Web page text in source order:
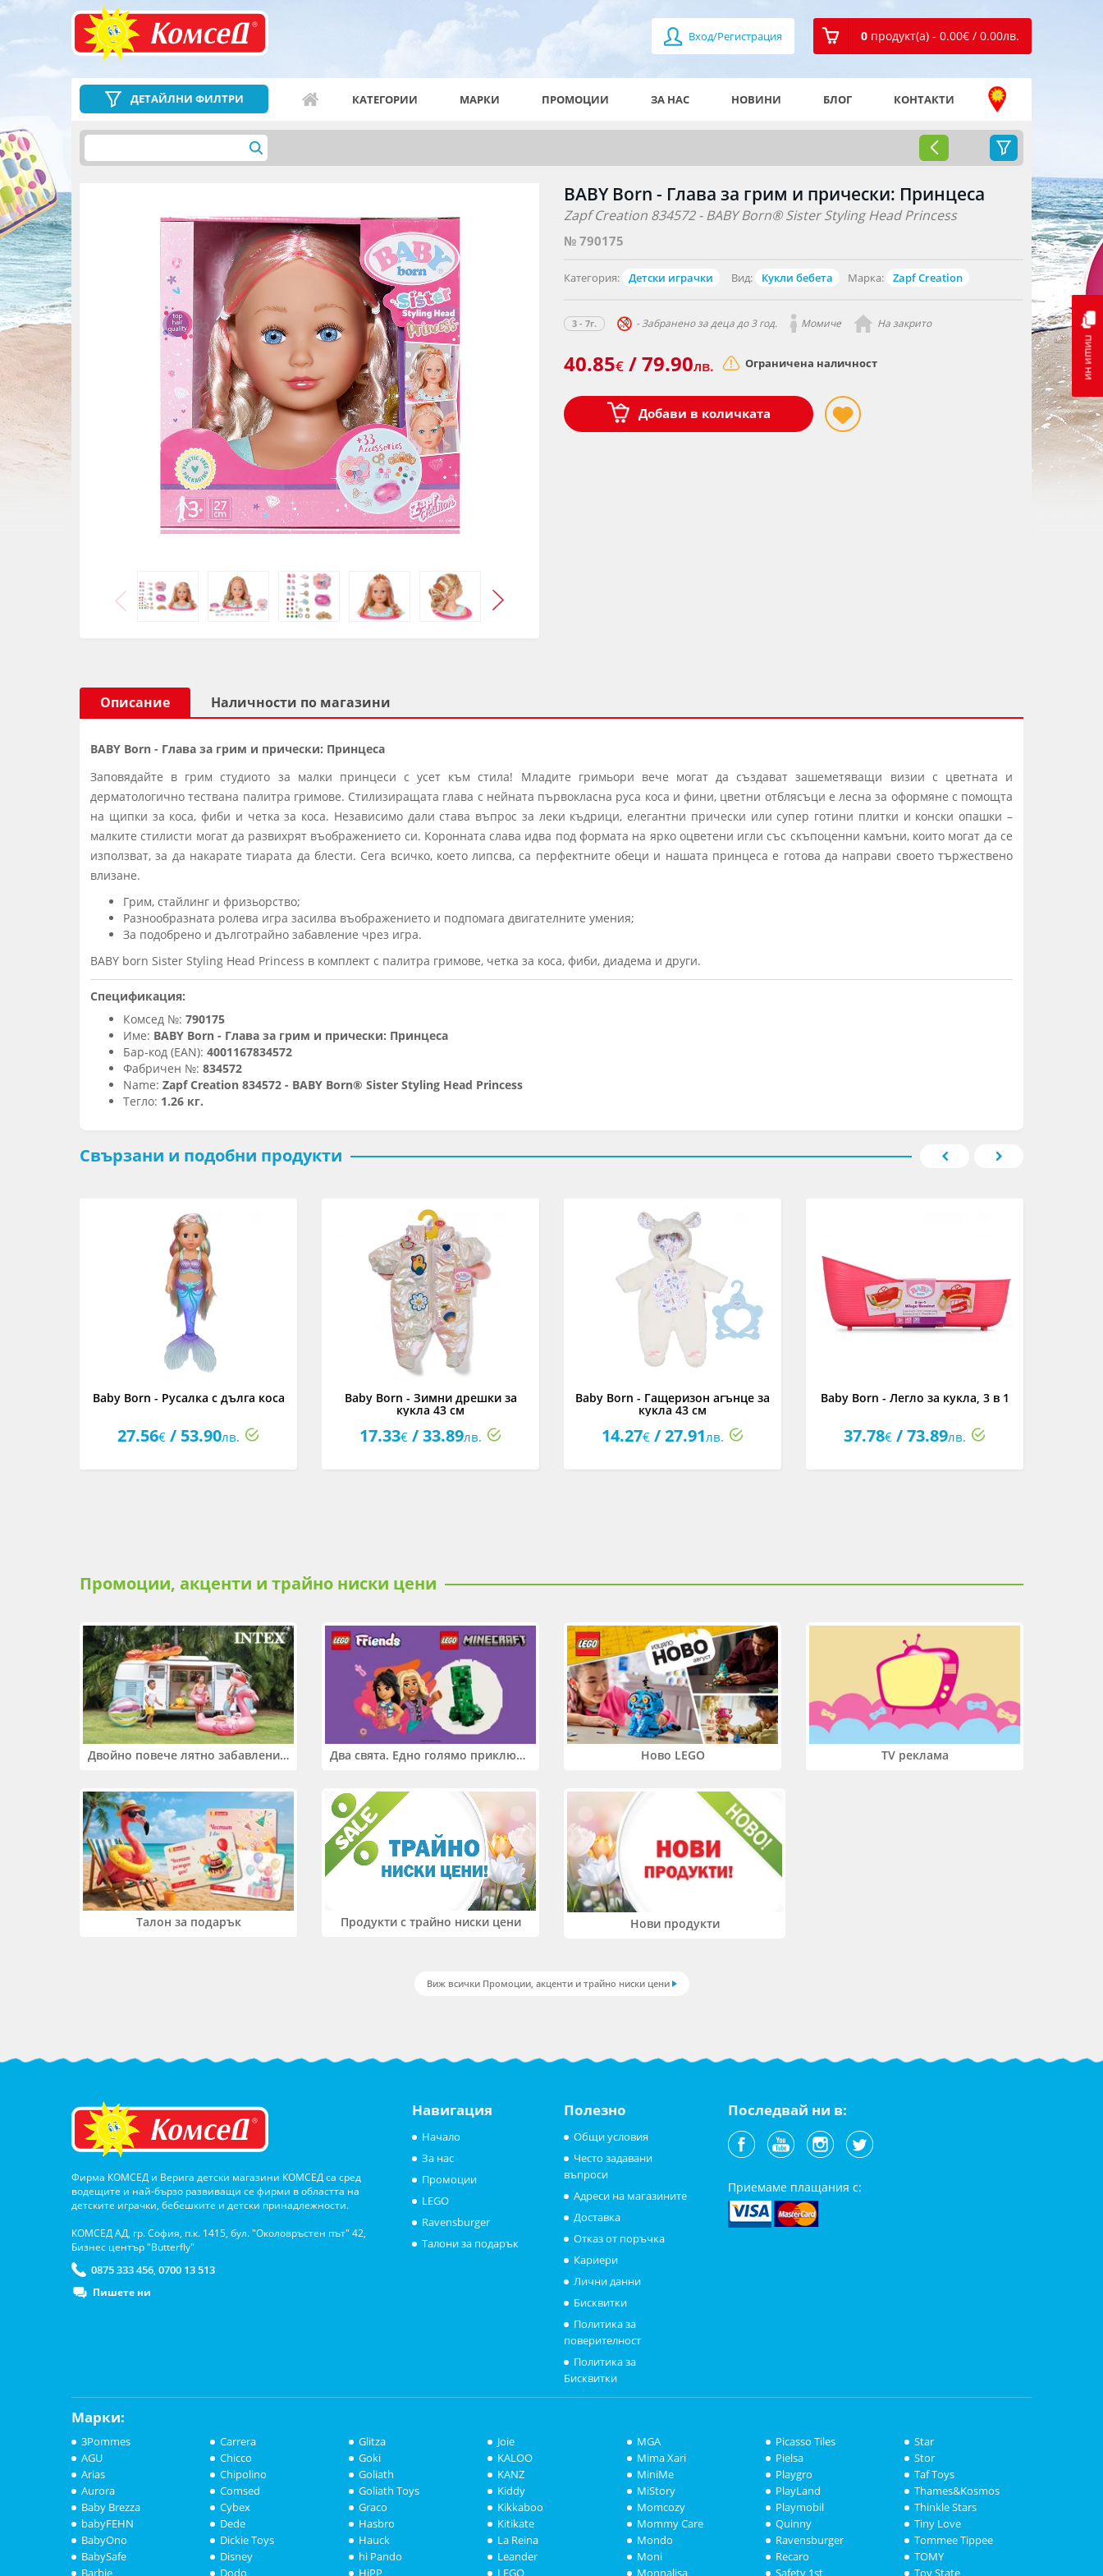
Вход/Регистрация 0 продукт(а) - 0.00€ / 0.00лв.
пиши ни
ДЕТАЙЛНИ ФИЛТРИ КАТЕГОРИИ МАРКИ ПРОМОЦИИ ЗА НАС НОВИНИ БЛОГ КОНТАКТИ
BABY Born - Глава за грим и прически: Принцеса
Zapf Creation 834572 - BABY Born® Sister Styling Head Princess
№ 790175
Категория: Детски играчки Вид: Кукли бебета Марка: Zapf Creation
3 - 7г. - Забранено за деца до 3 год. Момиче На закрито
40.85€ / 79.90лв. Ограничена наличност
Добави в количката
Описание Наличности по магазини
BABY Born - Глава за грим и прически: Принцеса
Заповядайте в грим студиото за малки принцеси с усет към стила! Младите гримьори вече могат да създават зашеметяващи визии с цветната и
дерматологично тествана палитра гримове. Стилизиращата глава с нейната първокласна руса коса и фини, цветни отблясъци е лесна за оформяне с помощта
на щипки за коса, фиби и четка за коса. Независимо дали става въпрос за леки къдрици, елегантни прически или супер готини плитки и конски опашки –
малките стилисти могат да развихрят въображението си. Коронната слава идва под формата на ярко оцветени игли със скъпоценни камъни, които могат да се
използват, за да накарате тиарата да блести. Сега всичко, което липсва, са перфектните обеци и нашата принцеса е готова да направи своето тържествено
влизане.
Грим, стайлинг и фризьорство;
Разнообразната ролева игра засилва въображението и подпомага двигателните умения;
За подобрено и дълготрайно забавление чрез игра.
BABY born Sister Styling Head Princess в комплект с палитра гримове, четка за коса, фиби, диадема и други.
Спецификация:
Комсед №: 790175
Име: BABY Born - Глава за грим и прически: Принцеса
Бар-код (EAN): 4001167834572
Фабричен №: 834572
Name: Zapf Creation 834572 - BABY Born® Sister Styling Head Princess
Тегло: 1.26 кг.
Свързани и подобни продукти
Baby Born - Русалка с дълга коса
27.56€ / 53.90лв.
Baby Born - Зимни дрешки за
кукла 43 см
17.33€ / 33.89лв.
Baby Born - Гащеризон агънце за
кукла 43 см
14.27€ / 27.91лв.
Baby Born - Легло за кукла, 3 в 1
37.78€ / 73.89лв.
Промоции, акценти и трайно ниски цени
Двойно повече лятно забавление! Купи 2 продукта INTEX и вземи -33% Два свята. Едно голямо приключение. Купи 2 продукта LEGO® Friends и/или LEGO® Minecraft и вземи -27% Ново LEGO TV реклама
Талон за подарък Продукти с трайно ниски цени Нови продукти
Виж всички Промоции, акценти и трайно ниски цени
Фирма КОМСЕД и Верига детски магазини КОМСЕД са сред
водещите и най-бързо развиващи се фирми в областта на
детските играчки, бебешките и детски принадлежности.
КОМСЕД АД, гр. София, п.к. 1415, бул. "Околовръстен път" 42,
Бизнес център "Butterfly"
0875 333 456, 0700 13 513
Пишете ни
Навигация
Начало
За нас
Промоции
LEGO
Ravensburger
Талони за подарък
Полезно
Общи условия
Често задавани
въпроси
Адреси на магазините
Доставка
Отказ от поръчка
Кариери
Лични данни
Бисквитки
Политика за
поверителност
Политика за
Бисквитки
Последвай ни в:
Приемаме плащания с:
Марки:
3Pommes
AGU
Arias
Aurora
Baby Brezza
babyFEHN
BabyOno
BabySafe
Barbie
Carrera
Chicco
Chipolino
Comsed
Cybex
Dede
Dickie Toys
Disney
Dodo
Glitza
Goki
Goliath
Goliath Toys
Graco
Hasbro
Hauck
hi Pando
HiPP
Joie
KALOO
KANZ
Kiddy
Kikkaboo
Kitikate
La Reina
Leander
LEGO
MGA
Mima Xari
MiniMe
MiStory
Momcozy
Mommy Care
Mondo
Moni
Monnalisa
Picasso Tiles
Pielsa
Playgro
PlayLand
Playmobil
Quinny
Ravensburger
Recaro
Safety 1st
Star
Stor
Taf Toys
Thames&Kosmos
Thinkle Stars
Tiny Love
Tommee Tippee
TOMY
Toy State